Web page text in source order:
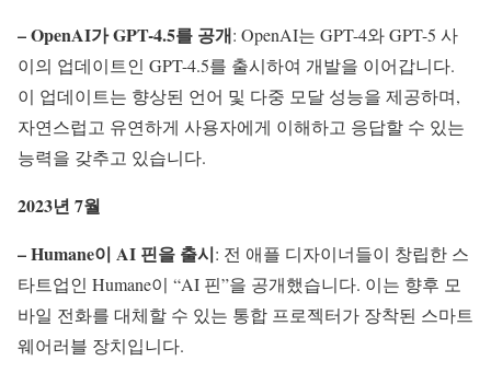
– OpenAI가 GPT-4.5를 공개: OpenAI는 GPT-4와 GPT-5 사
이의 업데이트인 GPT-4.5를 출시하여 개발을 이어갑니다.
이 업데이트는 향상된 언어 및 다중 모달 성능을 제공하며,
자연스럽고 유연하게 사용자에게 이해하고 응답할 수 있는
능력을 갖추고 있습니다.
2023년 7월
– Humane이 AI 핀을 출시: 전 애플 디자이너들이 창립한 스
타트업인 Humane이 “AI 핀”을 공개했습니다. 이는 향후 모
바일 전화를 대체할 수 있는 통합 프로젝터가 장착된 스마트
웨어러블 장치입니다.